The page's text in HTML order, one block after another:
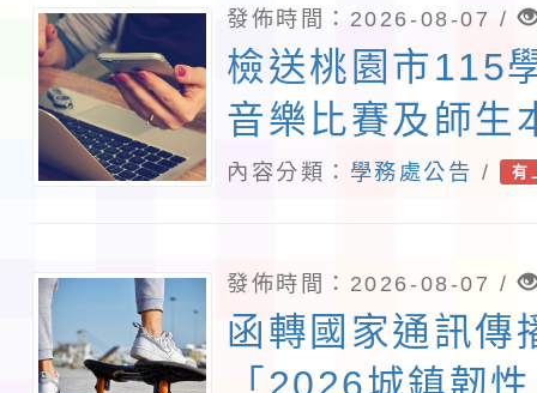
發佈時間：2026-08-07 /
檢送桃園市115
音樂比賽及師生
住民語歌謠比賽
內容分類： 學務處公告 / 有
發佈時間：2026-08-07 /
函轉國家通訊傳